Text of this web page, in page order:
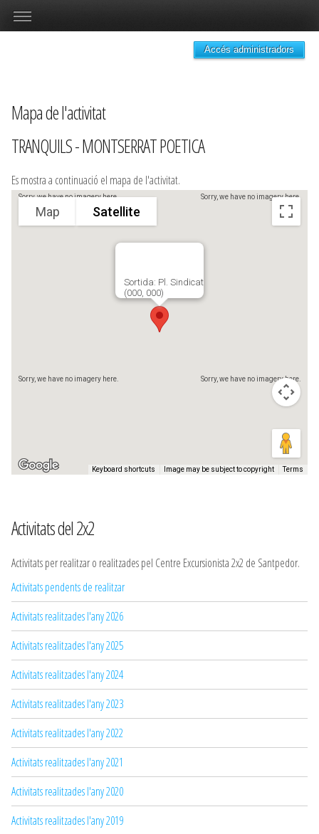
Accés administradors
Mapa de l'activitat
TRANQUILS - MONTSERRAT POETICA
Es mostra a continuació el mapa de l'activitat.
Sorry, we have no imagery here.
Sorry, we have no imagery here.
Sorry, we have no imagery here.
Sorry, we have no imagery here.
Sortida: Pl. Sindicat
(000, 000)
Map Satellite
Keyboard shortcuts Image may be subject to copyright Terms
Activitats del 2x2
Activitats per realitzar o realitzades pel Centre Excursionista 2x2 de Santpedor.
Activitats pendents de realitzar
Activitats realitzades l'any 2026
Activitats realitzades l'any 2025
Activitats realitzades l'any 2024
Activitats realitzades l'any 2023
Activitats realitzades l'any 2022
Activitats realitzades l'any 2021
Activitats realitzades l'any 2020
Activitats realitzades l'any 2019